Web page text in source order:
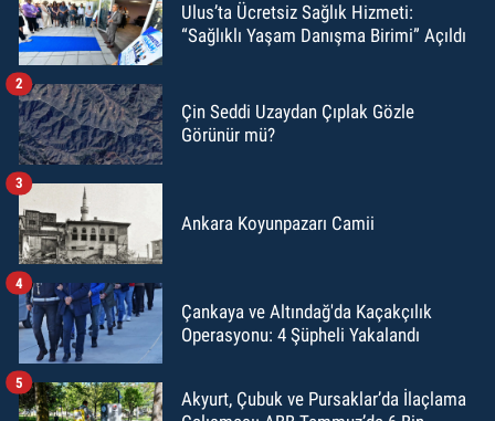
Ulus’ta Ücretsiz Sağlık Hizmeti:
“Sağlıklı Yaşam Danışma Birimi” Açıldı
Çin Seddi Uzaydan Çıplak Gözle
Görünür mü?
2
Ankara Koyunpazarı Camii
3
Çankaya ve Altındağ'da Kaçakçılık
Operasyonu: 4 Şüpheli Yakalandı
4
Akyurt, Çubuk ve Pursaklar’da İlaçlama
5